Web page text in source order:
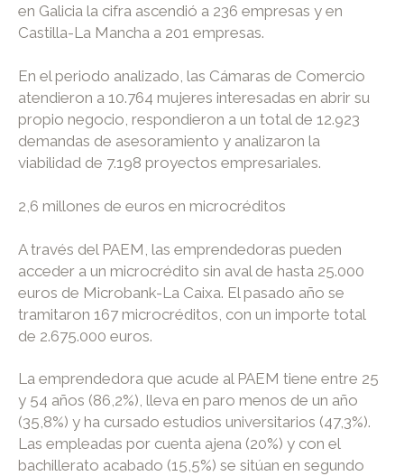
en Galicia la cifra ascendió a 236 empresas y en
Castilla-La Mancha a 201 empresas.
En el periodo analizado, las Cámaras de Comercio
atendieron a 10.764 mujeres interesadas en abrir su
propio negocio, respondieron a un total de 12.923
demandas de asesoramiento y analizaron la
viabilidad de 7.198 proyectos empresariales.
2,6 millones de euros en microcréditos
A través del PAEM, las emprendedoras pueden
acceder a un microcrédito sin aval de hasta 25.000
euros de Microbank-La Caixa. El pasado año se
tramitaron 167 microcréditos, con un importe total
de 2.675.000 euros.
La emprendedora que acude al PAEM tiene entre 25
y 54 años (86,2%), lleva en paro menos de un año
(35,8%) y ha cursado estudios universitarios (47,3%).
Las empleadas por cuenta ajena (20%) y con el
bachillerato acabado (15,5%) se sitúan en segundo